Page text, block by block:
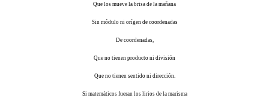
Que los mueve la brisa de la mañana
Sin módulo ni orígen de coordenadas
De coordenadas,
Que no tienen producto ni división
Que no tienen sentido ni dirección.
Si matemáticos fueran los lirios de la marisma